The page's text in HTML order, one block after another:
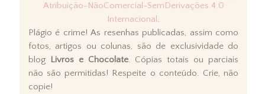
Atribuição-NãoComercial-SemDerivações 4.0
Internacional .
Plágio é crime! As resenhas publicadas, assim como
fotos, artigos ou colunas, são de exclusividade do
blog Livros e Chocolate. Cópias totais ou parciais
não são permitidas! Respeite o conteúdo. Crie, não
copie!